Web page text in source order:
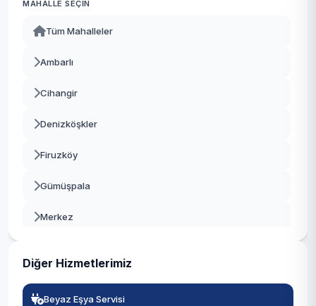
Bakırköy
Başakşehir
Beşiktaş
Beylikdüzü
Beyoğlu
Çekmeköy
MAHALLE SEÇIN
Tüm Mahalleler
Ambarlı
Cihangir
Denizköşkler
Firuzköy
Gümüşpala
Merkez
Diğer Hizmetlerimiz
Beyaz Eşya Servisi